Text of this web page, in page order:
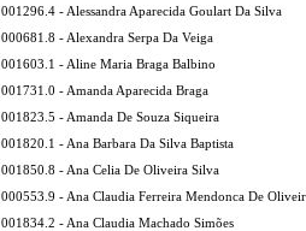
001296.4 - Alessandra Aparecida Goulart Da Silva
000681.8 - Alexandra Serpa Da Veiga
001603.1 - Aline Maria Braga Balbino
001731.0 - Amanda Aparecida Braga
001823.5 - Amanda De Souza Siqueira
001820.1 - Ana Barbara Da Silva Baptista
001850.8 - Ana Celia De Oliveira Silva
000553.9 - Ana Claudia Ferreira Mendonca De
001834.2 - Ana Claudia Machado Simões